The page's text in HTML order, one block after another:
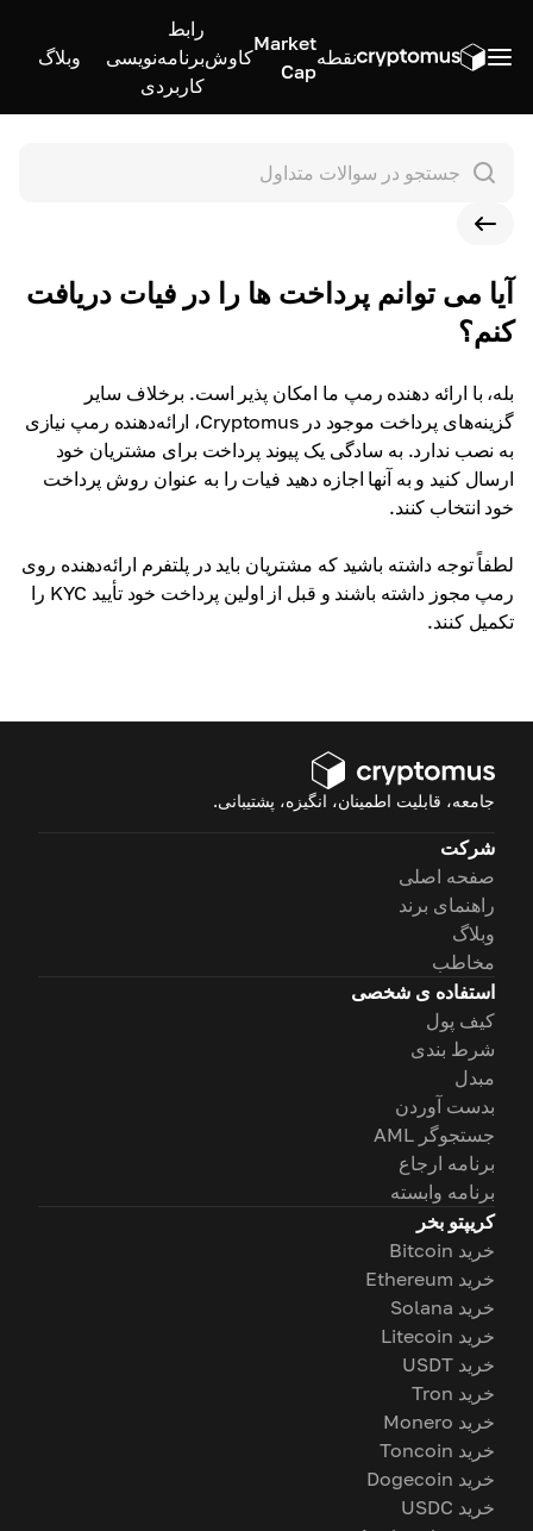
نقطه
Market
Cap
کاوش
رابط
برنامه‌نویسی
کاربردی
وبلاگ
آیا می توانم پرداخت ها را در فیات دریافت
کنم؟
بله، با ارائه دهنده رمپ ما امکان پذیر است. برخلاف سایر
گزینه‌های پرداخت موجود در Cryptomus، ارائه‌دهنده رمپ نیازی
به نصب ندارد. به سادگی یک پیوند پرداخت برای مشتریان خود
ارسال کنید و به آنها اجازه دهید فیات را به عنوان روش پرداخت
خود انتخاب کنند.
لطفاً توجه داشته باشید که مشتریان باید در پلتفرم ارائه‌دهنده روی
رمپ مجوز داشته باشند و قبل از اولین پرداخت خود تأیید KYC را
تکمیل کنند.
جامعه، قابلیت اطمینان، انگیزه، پشتیبانی.
شرکت
صفحه اصلی
راهنمای برند
وبلاگ
مخاطب
استفاده ی شخصی
کیف پول
شرط بندی
مبدل
بدست آوردن
جستجوگر AML
برنامه ارجاع
برنامه وابسته
کریپتو بخر
خرید Bitcoin
خرید Ethereum
خرید Solana
خرید Litecoin
خرید USDT
خرید Tron
خرید Monero
خرید Toncoin
خرید Dogecoin
خرید USDC